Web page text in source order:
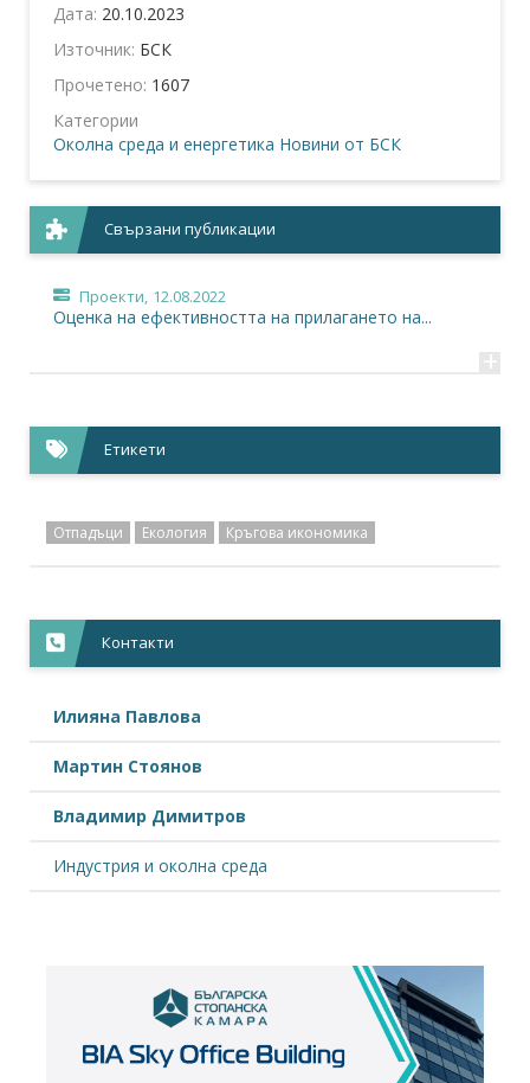
Дата: 20.10.2023
Източник: БСК
Прочетено: 1607
Категории
Околна среда и енергетика Новини от БСК
Свързани публикации
Проекти, 12.08.2022
Оценка на ефективността на прилагането на...
+
Етикети
Отпадъци Екология Кръгова икономика
Контакти
Илияна Павлова
Мартин Стоянов
Владимир Димитров
Индустрия и околна среда